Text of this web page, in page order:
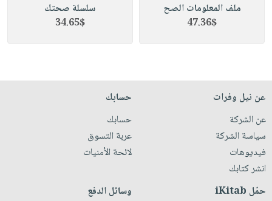
ملف المعلومات الصح
47.36$
سلسلة صحتك
34.65$
عن نيل وفرات
عن الشركة
سياسة الشركة
فيديوهات
انشر كتابك
حسابك
حسابك
عربة التسوق
لائحة الأمنيات
حمّل iKitab وسائل الدفع